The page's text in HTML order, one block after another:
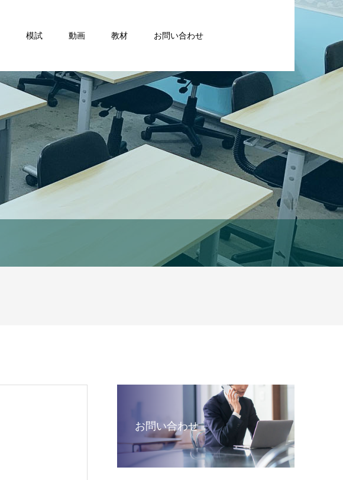
模試 動画 教材 お問い合わせ
お問い合わせ